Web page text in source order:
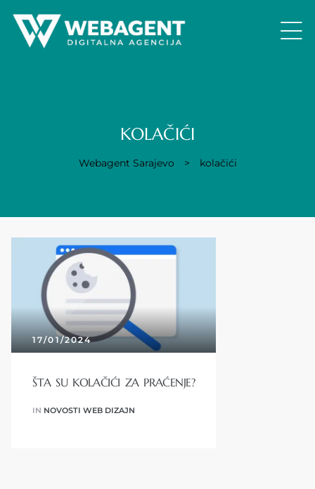
KOLAČIĆI
Webagent Sarajevo > kolačići
17/01/2024
ŠTA SU KOLAČIĆI ZA PRAĆENJE?
IN NOVOSTI WEB DIZAJN